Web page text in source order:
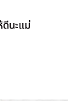
นะแม่